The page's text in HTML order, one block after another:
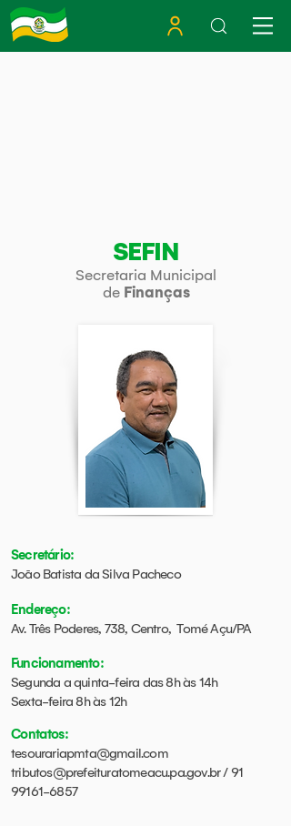
SEFIN
Secretaria Municipal
de Finanças
Secretário:
João Batista da Silva Pacheco
Endereço:
Av. Três Poderes, 738, Centro, Tomé Açu/PA
Funcionamento:
Segunda a quinta-feira das 8h às 14h
Sexta-feira 8h às 12h
Contatos:
tesourariapmta@gmail.com
tributos@prefeituratomeacu.pa.gov.br/ 91
99161-6857